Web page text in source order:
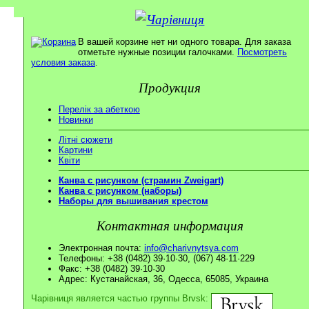
В вашей корзине нет ни одного товара. Для заказа
отметьте нужные позиции галочками. Посмотреть
условия заказа.
Продукция
Перелік за абеткою
Новинки
Літні сюжети
Картини
Квіти
Канва с рисунком (страмин Zweigart)
Канва с рисунком (наборы)
Наборы для вышивания крестом
Контактная информация
Электронная почта: info@charivnytsya.com
Телефоны: +38 (0482) 39·10·30, (067) 48·11·229
Факс: +38 (0482) 39·10·30
Адрес: Кустанайская, 36, Одесса, 65085, Украина
Чарівниця является частью группы Brvsk: